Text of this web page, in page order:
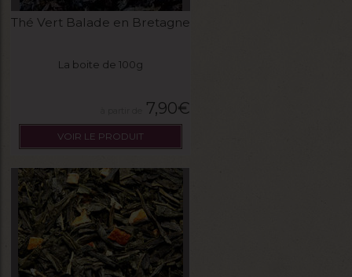
Thé Vert Balade en Bretagne
La boite de 100g
7,90€
VOIR LE PRODUIT